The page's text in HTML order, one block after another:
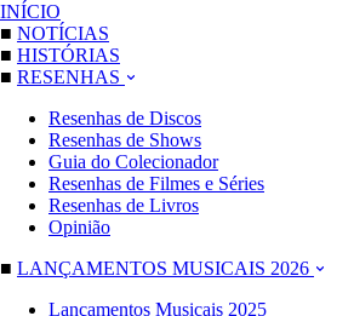
INÍCIO
■ NOTÍCIAS
■ HISTÓRIAS
■ RESENHAS
Resenhas de Discos
Resenhas de Shows
Guia do Colecionador
Resenhas de Filmes e Séries
Resenhas de Livros
Opinião
■ LANÇAMENTOS MUSICAIS 2026
Lançamentos Musicais 2025